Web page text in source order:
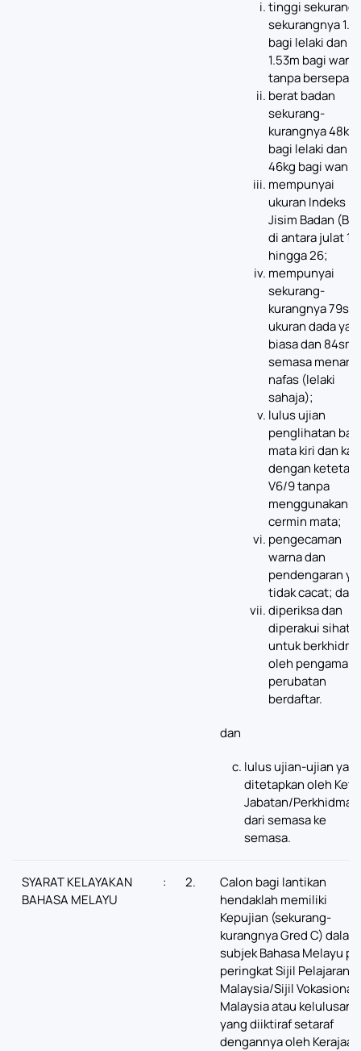
tinggi sekurang-
sekurangnya
bagi lelaki dan
1.53m bagi
tanpa
berat badan
sekurang-
kurangnya 48kg
bagi lelaki dan
46kg bagi
mempunyai
ukuran Indeks
Jisim Badan
di antara julat 19
hingga 26;
mempunyai
sekurang-
kurangnya 79sm
ukuran dada
biasa dan 84sm
semasa menarik
nafas (lelaki
sahaja);
lulus ujian
penglihatan
mata kiri dan
dengan
V6/9 tanpa
menggunakan
cermin mata;
pengecaman
warna dan
pendengaran
tidak cacat; dan
diperiksa dan
diperakui sihat
untuk
oleh pengamal
perubatan
berdaftar.
dan
lulus ujian-ujian
ditetapkan oleh
Jabatan/
dari semasa ke
semasa.
SYARAT KELAYAKAN
BAHASA MELAYU
: 2.
Calon bagi lantikan
hendaklah memiliki
Kepujian (sekurang-
kurangnya Gred C) dalam
subjek Bahasa Melayu
peringkat Sijil Pelajaran
Malaysia/Sijil Vokasional
Malaysia atau kelulusan
yang diiktiraf setaraf
dengannya oleh